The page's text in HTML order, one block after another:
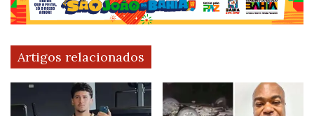
Artigos relacionados